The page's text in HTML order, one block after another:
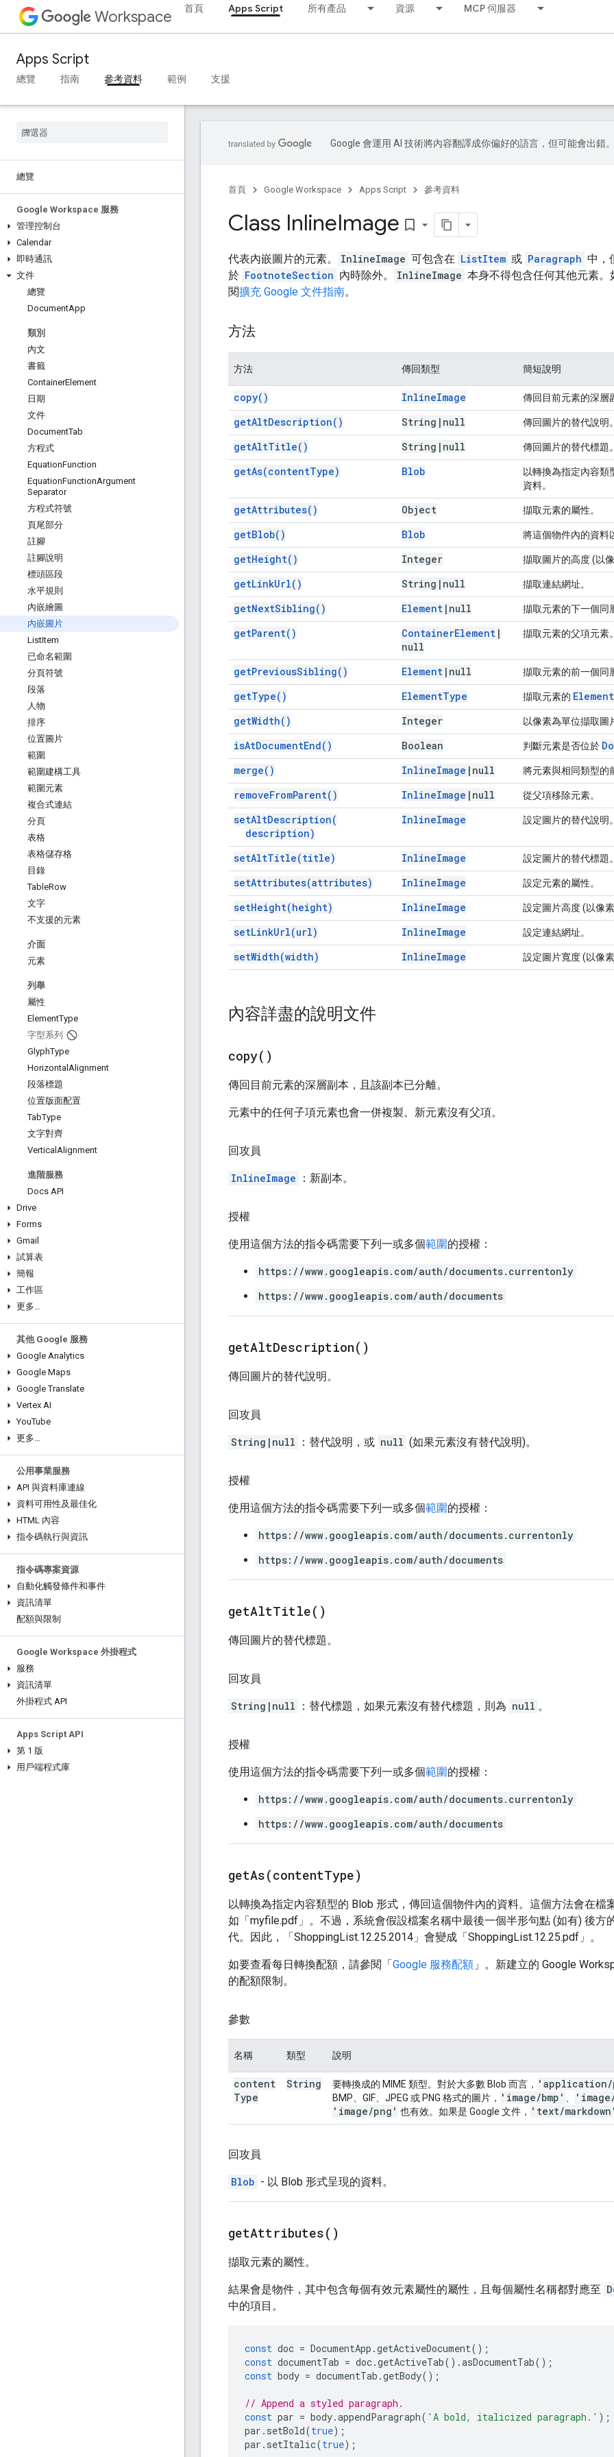
Workspace 首頁 Apps Script 所有產品 資源 MCP 伺服器
Apps Script
總覽 指南 參考資料 範例 支援
總覽
Google Workspace 服務
管理控制台
Calendar
即時通訊
文件
總覽
DocumentApp
類別
內文
書籤
ContainerElement
日期
文件
DocumentTab
方程式
EquationFunction
EquationFunctionArgument
Separator
方程式符號
頁尾部分
註腳
註腳說明
標頭區段
水平規則
內嵌繪圖
內嵌圖片
ListItem
已命名範圍
分頁符號
段落
人物
排序
位置圖片
範圍
範圍建構工具
範圍元素
複合式連結
分頁
表格
表格儲存格
目錄
TableRow
文字
不支援的元素
介面
元素
列舉
屬性
ElementType
字型系列
GlyphType
Horizontal Alignment
段落標題
位置版面配置
TabType
文字對齊
Vertical Alignment
進階服務
Docs API
Drive
Forms
Gmail
試算表
簡報
工作區
更多…
其他 Google 服務
Google Analytics
Google Maps
Google Translate
Vertex AI
YouTube
更多…
公用事業服務
API 與資料庫連線
資料可用性及最佳化
HTML 內容
指令碼執行與資訊
指令碼專案資源
自動化觸發條件和事件
資訊清單
配額與限制
Google Workspace 外掛程式
服務
資訊清單
外掛程式 API
Apps Script API
第 1 版
用戶端程式庫
Google 會運用 AI 技術將內容翻譯成你偏好的語言，但可能會出錯。
首頁 Google Workspace Apps Script 參考資料
Class InlineImage bookmark_border
代表內嵌圖片的元素。 InlineImage 可包含在 ListItem 或 Paragraph 中，
於 FootnoteSection 內時除外。 InlineImage 本身不得包含任何其他元素
閱擴充 Google 文件指南。
方法
方法 傳回類型 簡短說明
copy( ) InlineImage 傳回目前元素的深層
getAltDescription( ) String | null 傳回圖片的替代說明。
getAltTitle( ) String | null 傳回圖片的替代標題。
getAs(contentType) Blob
以轉換為指定內容類
資料。
getAttributes( ) Object 擷取元素的屬性。
getBlob( ) Blob 將這個物件內的資料
getHeight( ) Integer 擷取圖片的高度 (以
getLinkUrl( ) String | null 擷取連結網址。
getNextSibling( ) Element | null 擷取元素的下一個同
getParent( ) ContainerElement |
null
擷取元素的父項元素。
getPreviousSibling( ) Element | null 擷取元素的前一個同
getType( ) ElementType 擷取元素的 Element
getWidth( ) Integer 以像素為單位擷取圖
isAtDocumentEnd( ) Boolean 判斷元素是否位於
merge( ) InlineImage | null 將元素與相同類型的
removeFromParent( ) InlineImage | null 從父項移除元素。
setAltDescription(
description)
InlineImage 設定圖片的替代說明。
setAltTitle(title) InlineImage 設定圖片的替代標題。
setAttributes(attributes) InlineImage 設定元素的屬性。
setHeight(height) InlineImage 設定圖片高度 (以像素
setLinkUrl(url) InlineImage 設定連結網址。
setWidth(width) InlineImage 設定圖片寬度 (以像素
內容詳盡的說明文件
copy( )
傳回目前元素的深層副本，且該副本已分離。
元素中的任何子項元素也會一併複製。新元素沒有父項。
回攻員
InlineImage ：新副本。
授權
使用這個方法的指令碼需要下列一或多個範圍的授權：
https://www.googleapis.com/auth/documents.currentonly
https://www.googleapis.com/auth/documents
getAltDescription( )
傳回圖片的替代說明。
回攻員
String|null ：替代說明，或 null (如果元素沒有替代說明)。
授權
使用這個方法的指令碼需要下列一或多個範圍的授權：
https://www.googleapis.com/auth/documents.currentonly
https://www.googleapis.com/auth/documents
getAltTitle( )
傳回圖片的替代標題。
回攻員
String|null ：替代標題，如果元素沒有替代標題，則為 null 。
授權
使用這個方法的指令碼需要下列一或多個範圍的授權：
https://www.googleapis.com/auth/documents.currentonly
https://www.googleapis.com/auth/documents
getAs(contentType)
以轉換為指定內容類型的 Blob 形式，傳回這個物件內的資料。這個方法會在檔
如「myfile.pdf」。不過，系統會假設檔案名稱中最後一個半形句點 (如有) 後方
代。因此，「ShoppingList.12.25.2014」會變成「ShoppingList.12.25.pdf」。
如要查看每日轉換配額，請參閱「Google 服務配額 」。新建立的 Google
的配額限制。
參數
名稱 類型 說明
content
Type
String 要轉換成的 MIME 類型。對於大多數 Blob 而言， 'application/
BMP、GIF、JPEG 或 PNG 格式的圖片， 'image/bmp' 'image
'image/png' 也有效。如果是 Google 文件， 'text/markdown'
回攻員
Blob - 以 Blob 形式呈現的資料。
getAttributes( )
擷取元素的屬性。
結果會是物件，其中包含每個有效元素屬性的屬性，且每個屬性名稱都對應至
中的項目。
const doc = DocumentApp .getActiveDocument();
const documentTab = doc.getActiveTab().asDocumentTab();
const body = documentTab .getBody();
// Append a styled paragraph.
const par = body.appendParagraph( 'A bold, italicized paragraph.' );
par . setBold(true);
par . setItalic(true);